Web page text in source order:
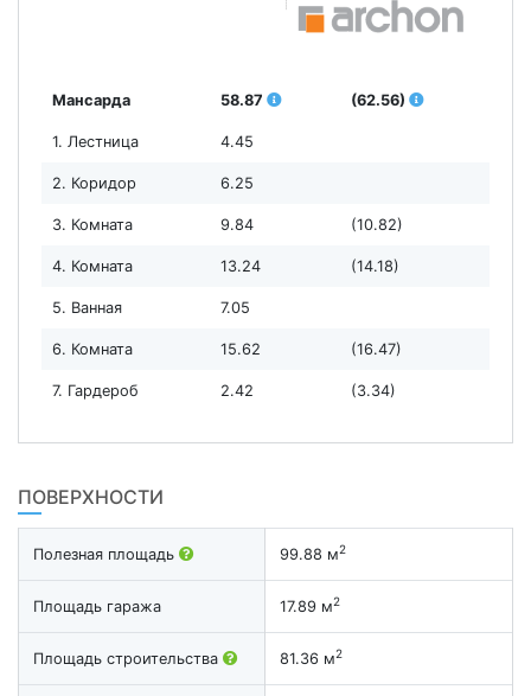
Мансарда 58.87 (62.56)
1. Лестница 4.45
2. Коридор 6.25
3. Комната 9.84 (10.82)
4. Комната 13.24 (14.18)
5. Ванная 7.05
6. Комната 15.62 (16.47)
7. Гардероб 2.42 (3.34)
ПОВЕРХНОСТИ
Полезная площадь 99.88 м2
Площадь гаража 17.89 м2
Площадь строительства 81.36 м2